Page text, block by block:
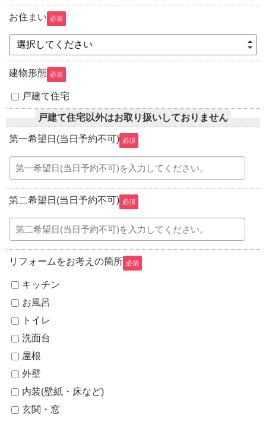
お住まい 必須
選択してください
建物形態 必須
戸建て住宅
戸建て住宅以外はお取り扱いしておりません
第一希望日(当日予約不可) 必須
第二希望日(当日予約不可) 必須
リフォームをお考えの箇所 必須
キッチン
お風呂
トイレ
洗面台
屋根
外壁
内装(壁紙・床など)
玄関・窓